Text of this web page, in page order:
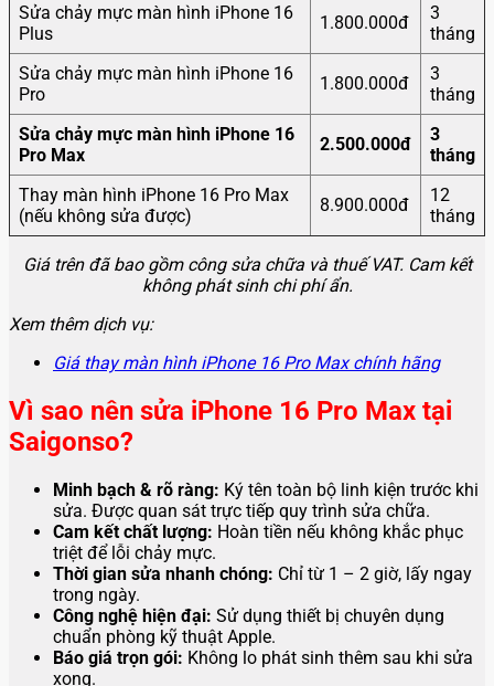
Sửa chảy mực màn hình iPhone 16
Plus
1.800.000đ
3
tháng
Sửa chảy mực màn hình iPhone 16
Pro
1.800.000đ
3
tháng
Sửa chảy mực màn hình iPhone 16
Pro Max
2.500.000đ
3
tháng
Thay màn hình iPhone 16 Pro Max
(nếu không sửa được)
8.900.000đ
12
tháng
Giá trên đã bao gồm công sửa chữa và thuế VAT. Cam kết
không phát sinh chi phí ẩn.
Xem thêm dịch vụ:
Giá thay màn hình iPhone 16 Pro Max chính hãng
Vì sao nên sửa iPhone 16 Pro Max tại
Saigonso?
Minh bạch & rõ ràng: Ký tên toàn bộ linh kiện trước khi
sửa. Được quan sát trực tiếp quy trình sửa chữa.
Cam kết chất lượng: Hoàn tiền nếu không khắc phục
triệt để lỗi chảy mực.
Thời gian sửa nhanh chóng: Chỉ từ 1 – 2 giờ, lấy ngay
trong ngày.
Công nghệ hiện đại: Sử dụng thiết bị chuyên dụng
chuẩn phòng kỹ thuật Apple.
Báo giá trọn gói: Không lo phát sinh thêm sau khi sửa
xong.